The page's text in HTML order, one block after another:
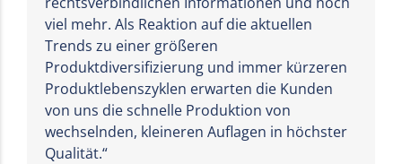
viel mehr. Als Reaktion auf die aktuellen
Trends zu einer größeren
Produktdiversifizierung und immer kürzeren
Produktlebenszyklen erwarten die Kunden
von uns die schnelle Produktion von
wechselnden, kleineren Auflagen in höchster
Qualität.“